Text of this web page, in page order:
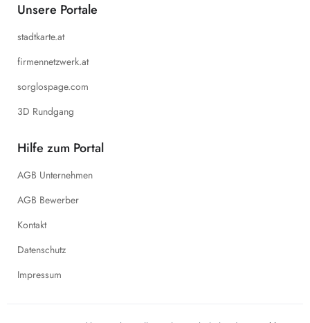
Unsere Portale
stadtkarte.at
firmennetzwerk.at
sorglospage.com
3D Rundgang
Hilfe zum Portal
AGB Unternehmen
AGB Bewerber
Kontakt
Datenschutz
Impressum